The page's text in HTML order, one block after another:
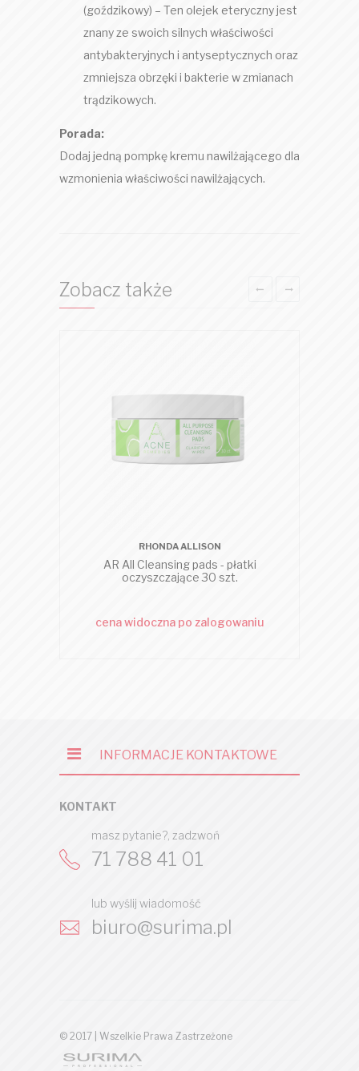
(goździkowy) – Ten olejek eteryczny jest
znany ze swoich silnych właściwości
antybakteryjnych i antyseptycznych oraz
zmniejsza obrzęki i bakterie w zmianach
trądzikowych.
Porada:
Dodaj jedną pompkę kremu nawilżającego dla
wzmonienia właściwości nawilżających.
Zobacz także
RHONDA ALLISON
AR All Cleansing pads - płatki
oczyszczające 30 szt.
cena widoczna po zalogowaniu
INFORMACJE KONTAKTOWE
KONTAKT
masz pytanie?, zadzwoń
71 788 41 01
lub wyślij wiadomość
biuro@surima.pl
© 2017 | Wszelkie Prawa Zastrzeżone